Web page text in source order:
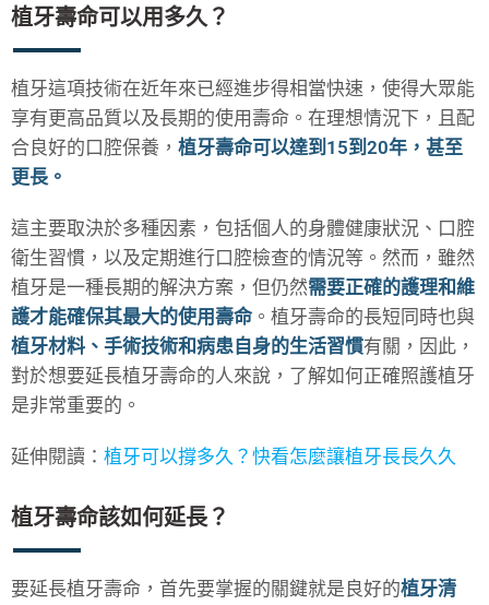
植牙壽命可以用多久？
植牙這項技術在近年來已經進步得相當快速，使得大眾能
享有更高品質以及長期的使用壽命。在理想情況下，且配
合良好的口腔保養， 植牙壽命可以達到15到20年，甚至
更長。
這主要取決於多種因素，包括個人的身體健康狀況、口腔
衛生習慣，以及定期進行口腔檢查的情況等。然而，雖然
植牙是一種長期的解決方案，但仍然需要正確的護理和維
護才能確保其最大的使用壽命。植牙壽命的長短同時也與
植牙材料、手術技術和病患自身的生活習慣有關，因此，
對於想要延長植牙壽命的人來說，了解如何正確照護植牙
是非常重要的。
延伸閱讀： 植牙可以撐多久？快看怎麼讓植牙長長久久
植牙壽命該如何延長？
要延長植牙壽命，首先要掌握的關鍵就是良好的植牙清